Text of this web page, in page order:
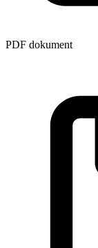
PDF dokument